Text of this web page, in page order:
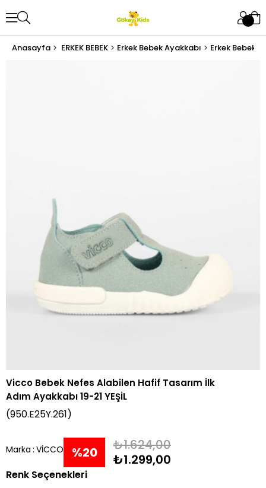
Anasayfa ERKEK BEBEK Erkek Bebek Ayakkabı Erkek Bebek
Vicco Bebek Nefes Alabilen Hafif Tasarım İlk
Adım Ayakkabı 19-21 YEŞİL
(950.E25Y.261)
Marka : VİCCO %20
İndirim
₺1.624,00
₺1.299,00
Renk Seçenekleri